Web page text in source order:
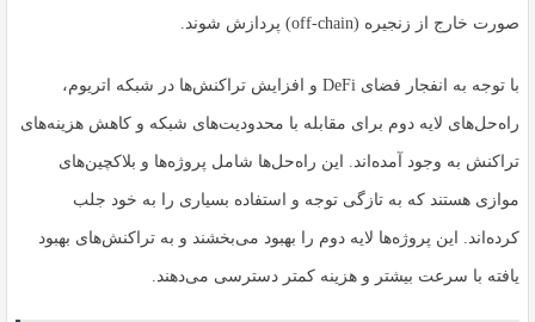
صورت خارج از زنجیره (off-chain) پردازش شوند.
با توجه به انفجار فضای DeFi و افزایش تراکنش‌ها در شبکه اتریوم،
راه‌حل‌های لایه دوم برای مقابله با محدودیت‌های شبکه و کاهش هزینه‌های
تراکنش به وجود آمده‌اند. این راه‌حل‌ها شامل پروژه‌ها و بلاکچین‌های
موازی هستند که به تازگی توجه و استفاده بسیاری را به خود جلب
کرده‌اند. این پروژه‌ها لایه دوم را بهبود می‌بخشند و به تراکنش‌های بهبود
یافته با سرعت بیشتر و هزینه کمتر دسترسی می‌دهند.